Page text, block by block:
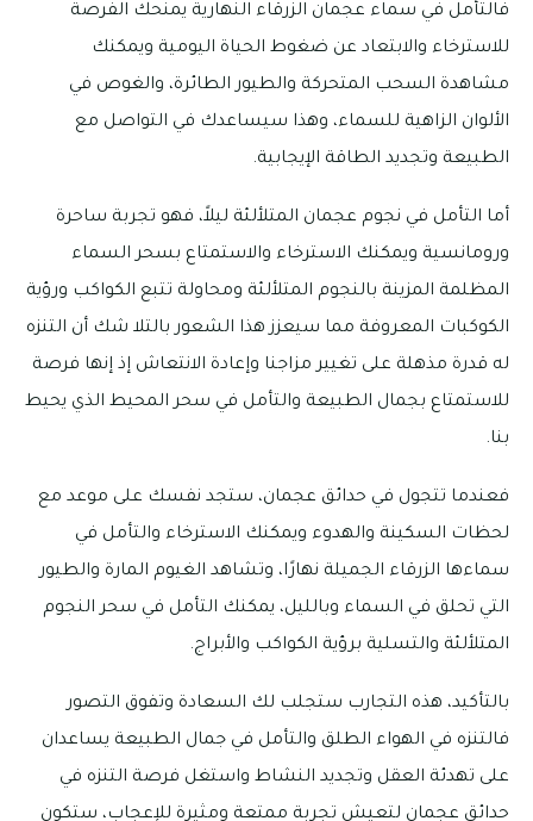
فالتأمل في سماء عجمان الزرقاء النهارية يمنحك الفرصة
للاسترخاء والابتعاد عن ضغوط الحياة اليومية ويمكنك
مشاهدة السحب المتحركة والطيور الطائرة، والغوص في
الألوان الزاهية للسماء، وهذا سيساعدك في التواصل مع
الطبيعة وتجديد الطاقة الإيجابية.
أما التأمل في نجوم عجمان المتلألئة ليلاً، فهو تجربة ساحرة
ورومانسية ويمكنك الاسترخاء والاستمتاع بسحر السماء
المظلمة المزينة بالنجوم المتلألئة ومحاولة تتبع الكواكب ورؤية
الكوكبات المعروفة مما سيعزز هذا الشعور بالتلا شك أن التنزه
له قدرة مذهلة على تغيير مزاجنا وإعادة الانتعاش إذ إنها فرصة
للاستمتاع بجمال الطبيعة والتأمل في سحر المحيط الذي يحيط
بنا.
فعندما تتجول في حدائق عجمان، ستجد نفسك على موعد مع
لحظات السكينة والهدوء ويمكنك الاسترخاء والتأمل في
سماءها الزرقاء الجميلة نهارًا، وتشاهد الغيوم المارة والطيور
التي تحلق في السماء وبالليل، يمكنك التأمل في سحر النجوم
المتلألئة والتسلية برؤية الكواكب والأبراج.
بالتأكيد، هذه التجارب ستجلب لك السعادة وتفوق التصور
فالتنزه في الهواء الطلق والتأمل في جمال الطبيعة يساعدان
على تهدئة العقل وتجديد النشاط واستغل فرصة التنزه في
حدائق عجمان لتعيش تجربة ممتعة ومثيرة للإعجاب، ستكون